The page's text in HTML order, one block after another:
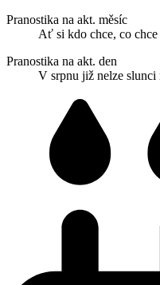
Pranostika na akt. měsíc
Ať si kdo chce, co
Pranostika na akt. den
V srpnu již nelze slunci